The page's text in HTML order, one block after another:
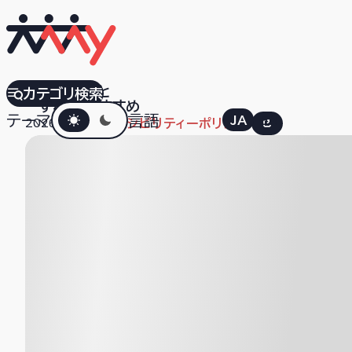
すべておすすめ
テーマダークモード言語 JA EN
カテゴリ検索
三栄ぷりんと
2026.01.05 アクセシビリティーポリシー